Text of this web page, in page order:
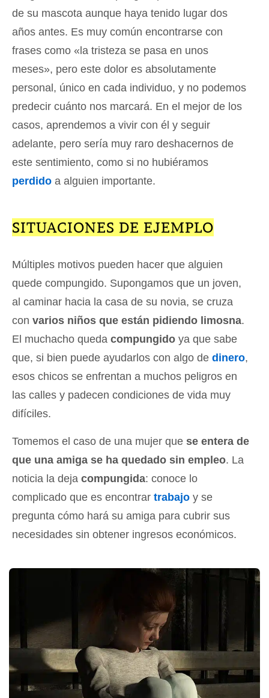
de su mascota aunque haya tenido lugar dos
años antes. Es muy común encontrarse con
frases como «la tristeza se pasa en unos
meses», pero este dolor es absolutamente
personal, único en cada individuo, y no podemos
predecir cuánto nos marcará. En el mejor de los
casos, aprendemos a vivir con él y seguir
adelante, pero sería muy raro deshacernos de
este sentimiento, como si no hubiéramos
perdido a alguien importante.
SITUACIONES DE EJEMPLO
Múltiples motivos pueden hacer que alguien
quede compungido. Supongamos que un joven,
al caminar hacia la casa de su novia, se cruza
con varios niños que están pidiendo limosna.
El muchacho queda compungido ya que sabe
que, si bien puede ayudarlos con algo de dinero,
esos chicos se enfrentan a muchos peligros en
las calles y padecen condiciones de vida muy
difíciles.
Tomemos el caso de una mujer que se entera de
que una amiga se ha quedado sin empleo. La
noticia la deja compungida: conoce lo
complicado que es encontrar trabajo y se
pregunta cómo hará su amiga para cubrir sus
necesidades sin obtener ingresos económicos.